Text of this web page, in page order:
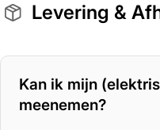
Levering &
Kan ik mijn
meenemen?